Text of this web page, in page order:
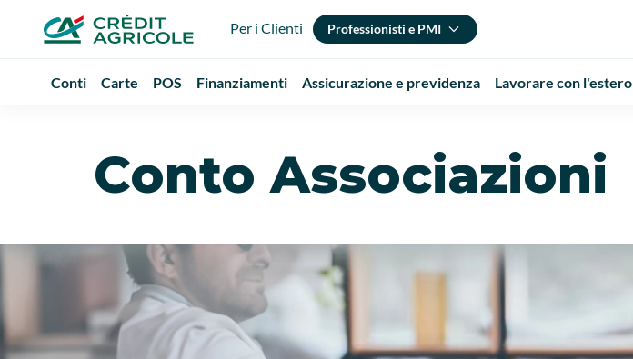
Per i Clienti Professionisti e PMI
Conti Carte POS Finanziamenti Assicurazione e previdenza Lavorare con l'estero
Conto Associazioni